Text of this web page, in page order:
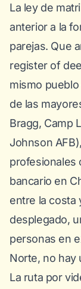
La ley de
anterior a la
parejas. Que
register of
mismo
de las
Bragg, Camp
Johnson
profesionales
bancario en
entre la costa
desplegado,
personas en
Norte, no hay
La ruta por